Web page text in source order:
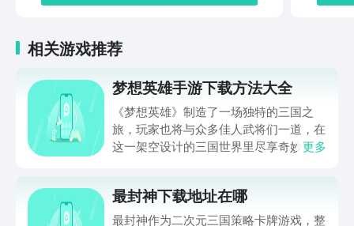
相关游戏推荐
梦想英雄手游下载方法大全
《梦想英雄》制造了一场独特的三国之
旅，玩家也将与众多佳人武将们一道，在
这一架空设计的三国世界里尽享奇妙冒
为玩家们带来，通过它就可以体验到超级
畅快的三国冒险，想入坑这一作品的玩家
更多
最封神下载地址在哪
最封神作为二次元三国策略卡牌游戏，整